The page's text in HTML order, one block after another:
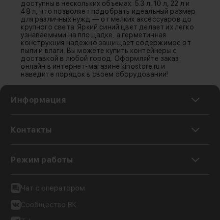
доступны в нескольких объемах: 5.3 л, 10 л, 22 л и
48 л, что позволяет подобрать идеальный размер
для различных нужд — от мелких аксессуаров до
крупного света. Яркий синий цвет делает их легко
узнаваемыми на площадке, а герметичная
конструкция надежно защищает содержимое от
пыли и влаги. Вы можете купить контейнеры с
доставкой в любой город. Оформляйте заказ
онлайн в интернет-магазине kinostore.ru и
наведите порядок в своем оборудовании!
Информация
Контакты
Режим работы
Чат с оператором
Сообщество ВК